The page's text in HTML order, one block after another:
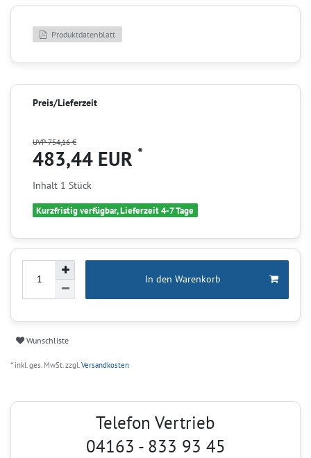
Produktdatenblatt
Preis/Lieferzeit
UVP 754,16 €
483,44 EUR *
Inhalt 1 Stück
Kurzfristig verfügbar, Lieferzeit 4-7 Tage
In den Warenkorb
Wunschliste
* inkl. ges. MwSt. zzgl.Versandkosten
Telefon Vertrieb
04163 - 833 93 45